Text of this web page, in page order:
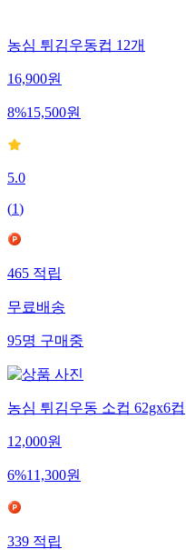
농심 튀김우동컵 12개
16,900원
8%15,500원
5.0
(1)
465적립
무료배송
95명구매중
농심 튀김우동 소컵 62gx6컵
12,000원
6%11,300원
339적립